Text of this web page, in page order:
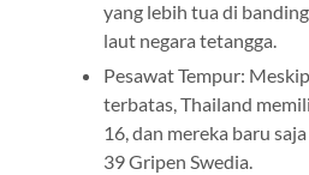
yang lebih tua di
laut negara tetangga.
Pesawat Tempur:
terbatas, Thailand
16, dan mereka baru
39 Gripen Swedia.